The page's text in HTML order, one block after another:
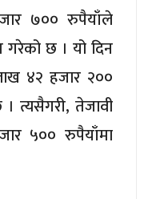
७०० रुपैयाँले
छ । यो दिन
४२ हजार २००
त्यसैगरी, तेजावी
५०० रुपैयाँमा